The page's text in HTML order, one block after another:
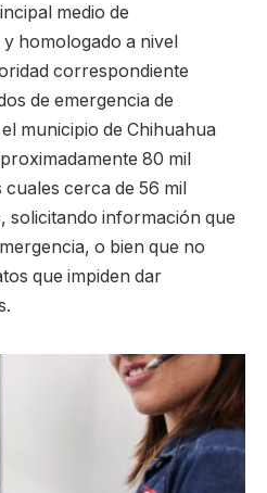
medio de
homologado a nivel
correspondiente
de emergencia de
municipio de Chihuahua
80 mil
cuales cerca de 56 mil
solicitando información que
o bien que no
que impiden dar